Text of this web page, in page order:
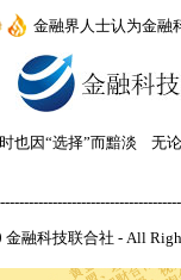
金融界人士认为金
也因“选择”而黯淡 无
金融科技联合社 - All